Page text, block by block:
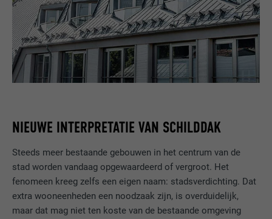
NIEUWE INTERPRETATIE VAN SCHILDDAK
Steeds meer bestaande gebouwen in het centrum van de
stad worden vandaag opgewaardeerd of vergroot. Het
fenomeen kreeg zelfs een eigen naam: stadsverdichting. Dat
extra wooneenheden een noodzaak zijn, is overduidelijk,
maar dat mag niet ten koste van de bestaande omgeving